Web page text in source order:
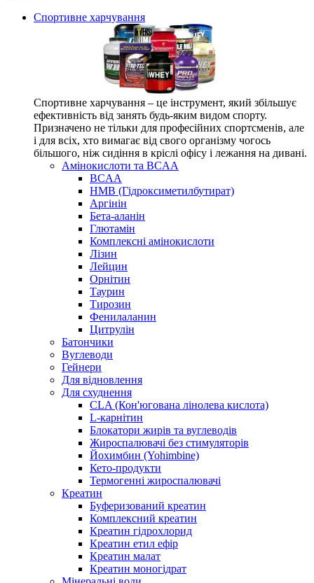
Спортивне харчування
Спортивне харчування – це інструмент, який збільшує
ефективність від занять будь-яким видом спорту.
Призначено не тільки для професійних спортсменів, але
і для всіх, хто вимагає від свого організму чогось
більшого, ніж сидіння в кріслі офісу і лежання на дивані.
Амінокислоти та BCAA
BCAA
HMB (Гідроксиметилбутират)
Аргінін
Бета-аланін
Глютамін
Комплексні амінокислоти
Лізин
Лейцин
Орнітин
Таурин
Тирозин
Фенилаланин
Цитрулін
Батончики
Вуглеводи
Гейнери
Для відновлення
Для схуднення
CLA (Кон'югована лінолева кислота)
L-карнітин
Блокатори жирів та вуглеводів
Жироспалювачі без стимуляторів
Йохимбин (Yohimbine)
Кето-продукти
Термогенні жироспалювачі
Креатин
Буферизований креатин
Комплексний креатин
Креатин гідрохлорид
Креатин етил ефір
Креатин малат
Креатин моногідрат